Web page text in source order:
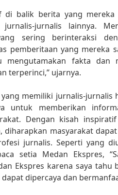
di balik berita yang mereka
jurnalis lainnya.
sering berinteraksi
pemberitaan yang mereka
mengutamakan fakta dan
terperinci,” ujarnya.
memiliki jurnalis-jurnalis
untuk memberikan
Dengan kisah
diharapkan masyarakat
jurnalis. Seperti yang
setia Medan Ekspres,
Ekspres karena saya tahu
dipercaya dan